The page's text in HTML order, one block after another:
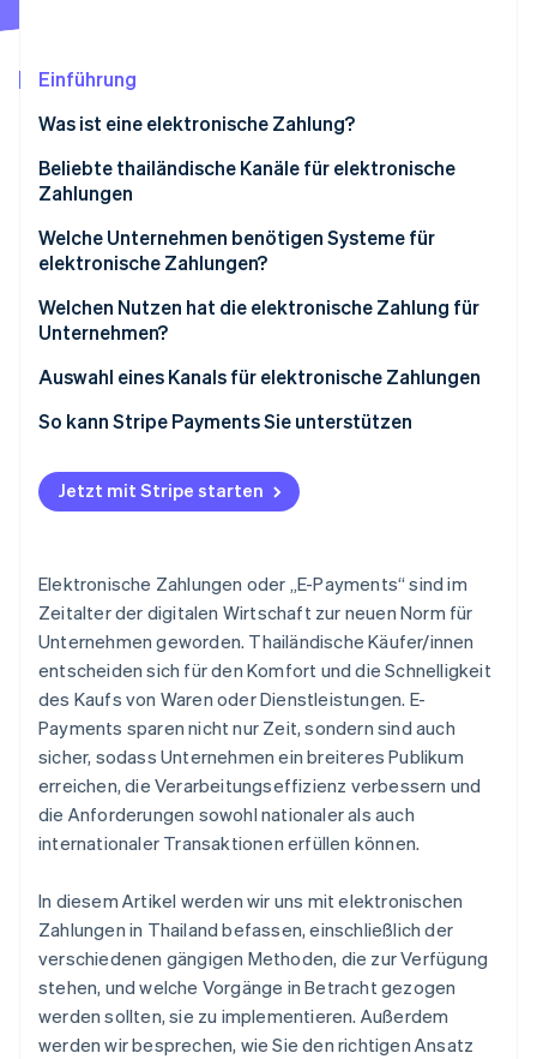
CO₂-Entnahme
Stripe-Sessions 2026
Jetzt ansehen
Einführung
Was ist eine elektronische Zahlung?
Beliebte thailändische Kanäle für elektronische
Zahlungen
Mobiles Banking
Digitale Wallet
QR-Code
Zahlungslink
Jetzt kaufen, später bezahlen
Payment Gateway
NFC-Technologie
Welche Unternehmen benötigen Systeme für
elektronische Zahlungen?
Welchen Nutzen hat die elektronische Zahlung für
Unternehmen?
Bequemlichkeit und Schnelligkeit
Unkompliziertes Finanzmanagement
Steigern Sie Ihre Wettbewerbsfähigkeit
Sicherheitsmaßnahmen
Auswahl eines Kanals für elektronische Zahlungen
Geschäftsanforderungen erfüllen
Benutzerfreundlichkeit
Systeme für Sicherheit und Betrugsprävention
Unterstützt den Währungsumtausch
Kundenservice
So kann Stripe Payments Sie unterstützen
Jetzt mit Stripe starten
Elektronische Zahlungen oder „E-Payments“ sind im
Zeitalter der digitalen Wirtschaft zur neuen Norm für
Unternehmen geworden. Thailändische Käufer/innen
entscheiden sich für den Komfort und die Schnelligkeit
des Kaufs von Waren oder Dienstleistungen. E-
Payments sparen nicht nur Zeit, sondern sind auch
sicher, sodass Unternehmen ein breiteres Publikum
erreichen, die Verarbeitungseffizienz verbessern und
die Anforderungen sowohl nationaler als auch
internationaler Transaktionen erfüllen können.
In diesem Artikel werden wir uns mit elektronischen
Zahlungen in Thailand befassen, einschließlich der
verschiedenen gängigen Methoden, die zur Verfügung
stehen, und welche Vorgänge in Betracht gezogen
werden sollten, sie zu implementieren. Außerdem
werden wir besprechen, wie Sie den richtigen Ansatz